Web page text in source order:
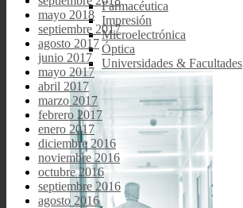
Farmacéutica
Impresión
Microelectrónica
Óptica
Universidades & Facultades
mayo 2018
septiembre 2017
agosto 2017
junio 2017
mayo 2017
abril 2017
marzo 2017
febrero 2017
enero 2017
diciembre 2016
noviembre 2016
octubre 2016
septiembre 2016
agosto 2016